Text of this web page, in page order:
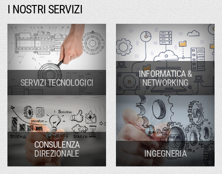
I NOSTRI SERVIZI
SERVIZI TECNOLOGICI
INFORMATICA &
NETWORKING
CONSULENZA
DIREZIONALE
INGEGNERIA